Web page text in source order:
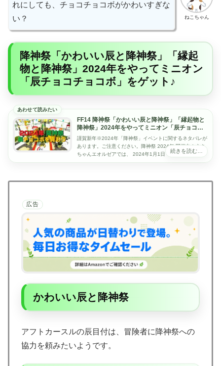
ねこちゃん
れにしても、チョコチョコボがかわいすぎな
い？
降神祭「かわいい辰と降神祭」「縁起
物と降神祭」2024年をやってミニオン
「辰チョコチョコボ」をゲット♪
FF14 降神祭「かわいい辰と降神祭」「縁起物と
降神祭」2024年をやってミニオン「辰チョコチ
ョコボ」をゲット♪
謹賀新年※2024年「降神祭」イベントに関するネタバレが
あります。ご注意ください。降神祭 2024年 開催中！うさ
ちゃんエオルゼアでは、 2024年1月1日（日）より聖なる
祭典「降神祭」が開催されてい...
広告
かわいい辰と降神祭
アフトカースルの辰目付は、冒険者に降神祭への
協力を頼みたいようです。